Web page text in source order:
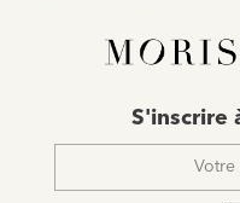
mail
S'inscrire